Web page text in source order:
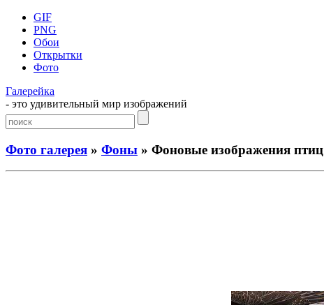
GIF
PNG
Обои
Открытки
Фото
Галерейка
- это удивительный мир изображений
Фото галерея » Фоны » Фоновые изображения птиц